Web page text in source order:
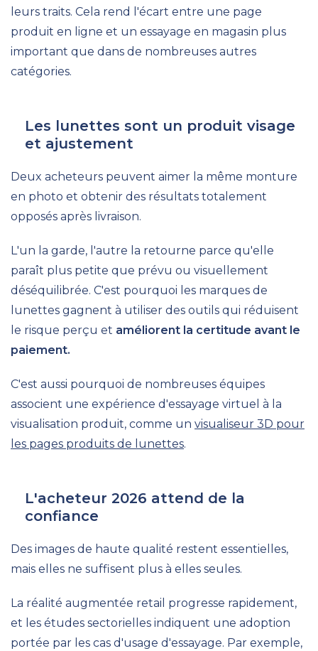
leurs traits. Cela rend l'écart entre une page
produit en ligne et un essayage en magasin plus
important que dans de nombreuses autres
catégories.
Les lunettes sont un produit visage
et ajustement
Deux acheteurs peuvent aimer la même monture
en photo et obtenir des résultats totalement
opposés après livraison.
L'un la garde, l'autre la retourne parce qu'elle
paraît plus petite que prévu ou visuellement
déséquilibrée. C'est pourquoi les marques de
lunettes gagnent à utiliser des outils qui réduisent
le risque perçu et améliorent la certitude avant le
paiement.
C'est aussi pourquoi de nombreuses équipes
associent une expérience d'essayage virtuel à la
visualisation produit, comme un visualiseur 3D pour
les pages produits de lunettes.
L'acheteur 2026 attend de la
confiance
Des images de haute qualité restent essentielles,
mais elles ne suffisent plus à elles seules.
La réalité augmentée retail progresse rapidement,
et les études sectorielles indiquent une adoption
portée par les cas d'usage d'essayage. Par exemple,